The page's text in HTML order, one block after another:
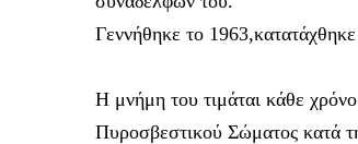
Γεννήθηκε το
Η μνήμη του τιμάται κάθε
Πυροσβεστικού Σώματος κατά